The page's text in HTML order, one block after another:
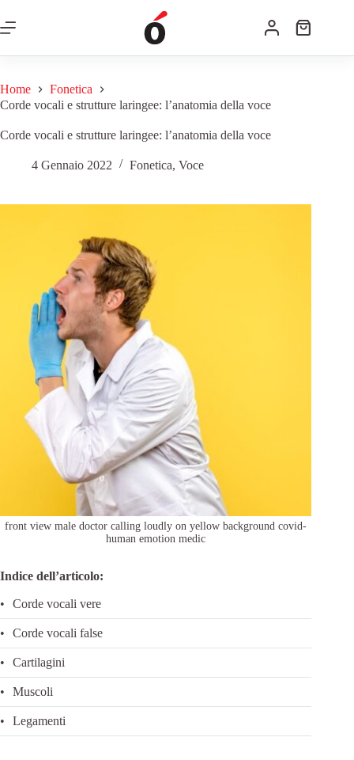
Home
Fonetica
Corde vocali e strutture laringee: l’anatomia della voce
Corde vocali e strutture laringee: l’anatomia della voce
4 Gennaio 2022 Fonetica, Voce
front view male doctor calling loudly on yellow background covid-
human emotion medic
Indice dell’articolo:
Corde vocali vere
Corde vocali false
Cartilagini
Muscoli
Legamenti